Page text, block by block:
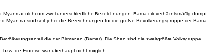
nicht um zwei unterschiedliche Bezeichnungen. Bama mit verhältnismäßig
Myanma sind seit jeher die Bezeichnungen für die größte Bevölkerungsgruppe der
die der Birmanen (Bamar). Die Shan sind die zweitgrößte Volksgruppe.
die Einreise war überhaupt nicht möglich.